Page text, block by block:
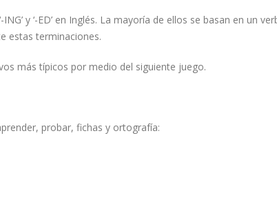
y ‘-ED’ en Inglés. La mayoría de ellos se basan en un
estas terminaciones.
más típicos por medio del siguiente juego.
probar, fichas y ortografía: